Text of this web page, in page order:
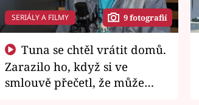
SERIÁLY A FILMY 9 fotografií
Zarazilo ho, když si ve
smlouvě přečetl, že může